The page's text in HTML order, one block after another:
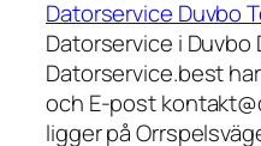
Datorservice Duvbo
Datorservice i
Datorservice.best
och E-post
ligger på